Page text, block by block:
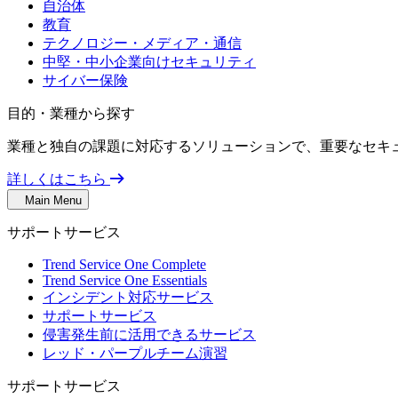
自治体
教育
テクノロジー・メディア・通信
中堅・中小企業向けセキュリティ
サイバー保険
目的・業種から探す
業種と独自の課題に対応するソリューションで、重要なセキ
詳しくはこちら
Main Menu
サポートサービス
Trend Service One Complete
Trend Service One Essentials
インシデント対応サービス
サポートサービス
侵害発生前に活用できるサービス
レッド・パープルチーム演習
サポートサービス